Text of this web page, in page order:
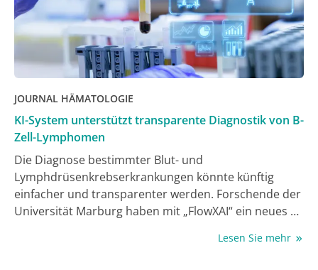
JOURNAL HÄMATOLOGIE
KI-System unterstützt transparente Diagnostik von B-
Zell-Lymphomen
Die Diagnose bestimmter Blut- und
Lymphdrüsenkrebserkrankungen könnte künftig
einfacher und transparenter werden. Forschende der
Universität Marburg haben mit „FlowXAI“ ein neues KI-
von B-Zell-Lymphomen unterstützt. Anders als viele
Lesen Sie mehr